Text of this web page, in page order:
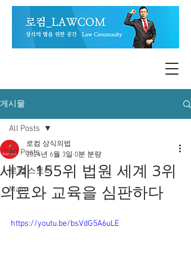
게시물
All Posts
로컴 스토리
Main
All Posts
세계 155위 법원 세계 3위
의료와 교육을 심판하다
로컴 상식의법
2024년 6월 3일 0분 분량
https://youtu.be/bsVdG5A6uLE